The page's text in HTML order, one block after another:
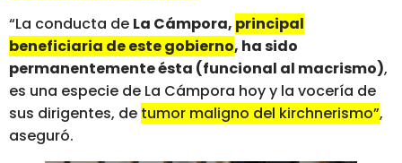
“La conducta de La Cámpora, principal
beneficiaria de este gobierno, ha sido
permanentemente ésta (funcional al macrismo),
es una especie de La Cámpora hoy y la vocería de
sus dirigentes, de tumor maligno del kirchnerismo”,
aseguró.